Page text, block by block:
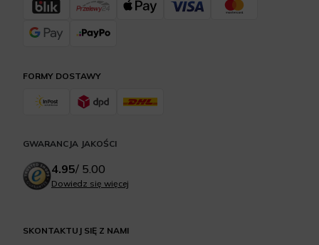
SKONTAKTUJ SIĘ Z NAMI
FORMY DOSTAWY
GWARANCJA JAKOŚCI
4.95/ 5.00
Dowiedz się więcej